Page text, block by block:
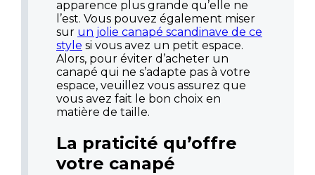
apparence plus grande qu’elle ne
l’est. Vous pouvez également miser
sur un jolie canapé scandinave de ce
style si vous avez un petit espace.
Alors, pour éviter d’acheter un
canapé qui ne s’adapte pas à votre
espace, veuillez vous assurez que
vous avez fait le bon choix en
matière de taille.
La praticité qu’offre
votre canapé